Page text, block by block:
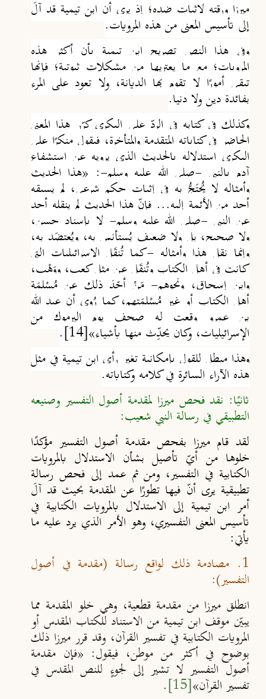
ميرزا ورقته لإثبات ضده؛ إذ يرى أن ابن تيمية قد آلَ
إلى تأسيس المعنى من هذه المرويات.
وفي هذا النص تصريح ابن تيمية بأن أكثر هذه
المرويات؛ مع ما يعتريها من مشكلات ثبوتية؛ فإنها
تبقى أمورًا لا تقوم بها الديانة، ولا تعود على المرء
بفائدة دين ولا دنيا.
وكذلك في كتابه في الرد على البكري كرّر هذا المعني
الحاضر في كتاباته المتقدمة والمتأخرة، فيقول منكِرًا على
البكري استدلاله بالحديث الذي يرويه عن استشفاع
آدم بالنبي -صلى الله عليه وسلم-: «هذا الحديث
وأمثاله لا يُحتَجُّ به في إثبات حكم شرعي، لم يسبقه
أحد من الأئمة إليه... فإنّ هذا الحديث لم ينقله أحد
عن النبي -صلى الله عليه وسلم- لا بإسناد حسن،
ولا صحيح، بل ولا ضعيف يُستأنس به، ويُعتضَد به،
وإنما نقل هذا وأمثاله -كما تُنقَل الإسرائيليات التي
كانت في أهل الكتاب وتُنقَل عن مثل كعب، ووَهْب،
وابن إسحاق، ونحوهم- مَنْ أخَذ ذلك عن مُسْلِمَة
أهل الكتاب أو غير مُسْلِمَتِهم،كما رُوي أن عبد الله
بن عمرو وقعت له صحف يوم اليرموك من
الإسرائيليات، وكان يحدِّث منها بأشياء»[14]
.
وهذا مبطل للقول بإمكانية تغير رأي ابن تيمية في مثل
هذه الآراء السائرة في كلامه وكتاباته.
ثانيًا: نقد فحص ميرزا لمقدمة أصول التفسير وصنيعه
التطبيقي في رسالة النبي شعيب:
لقد قام ميرزا بفحص مقدمة أصول التفسير مؤكدًا
خلوها من أيّ تأصيل بشأن الاستدلال بالمرويات
الكتابية في التفسير، ومن ثم عمد إلى فحص رسالة
تطبيقية يرى أنّ فيها تطورًا عن المقدمة بحيث قد آلَ
أمر ابن تيمية إلى الاستدلال بالمرويات الكتابية في
تأسيس المعنى التفسيري، وهو الأمر الذي يرد عليه ما
يأتي:
1. مصادمة ذلك لواقع رسالة (مقدمة في أصول
التفسير):
انطلق ميرزا من مقدمة قطعية، وهي خلو المقدمة مما
يبيّن موقف ابن تيمية من الاستناد للكتاب المقدس أو
المرويات الكتابية في تفسير القرآن، وقد قرر ميرزا ذلك
بوضوح في أكثر من موطن، فيقول: «فإن مقدمة
أصول التفسير لا تشير إلى لجوءٍ للنص المقدس في
تفسير القرآن»[15]
.